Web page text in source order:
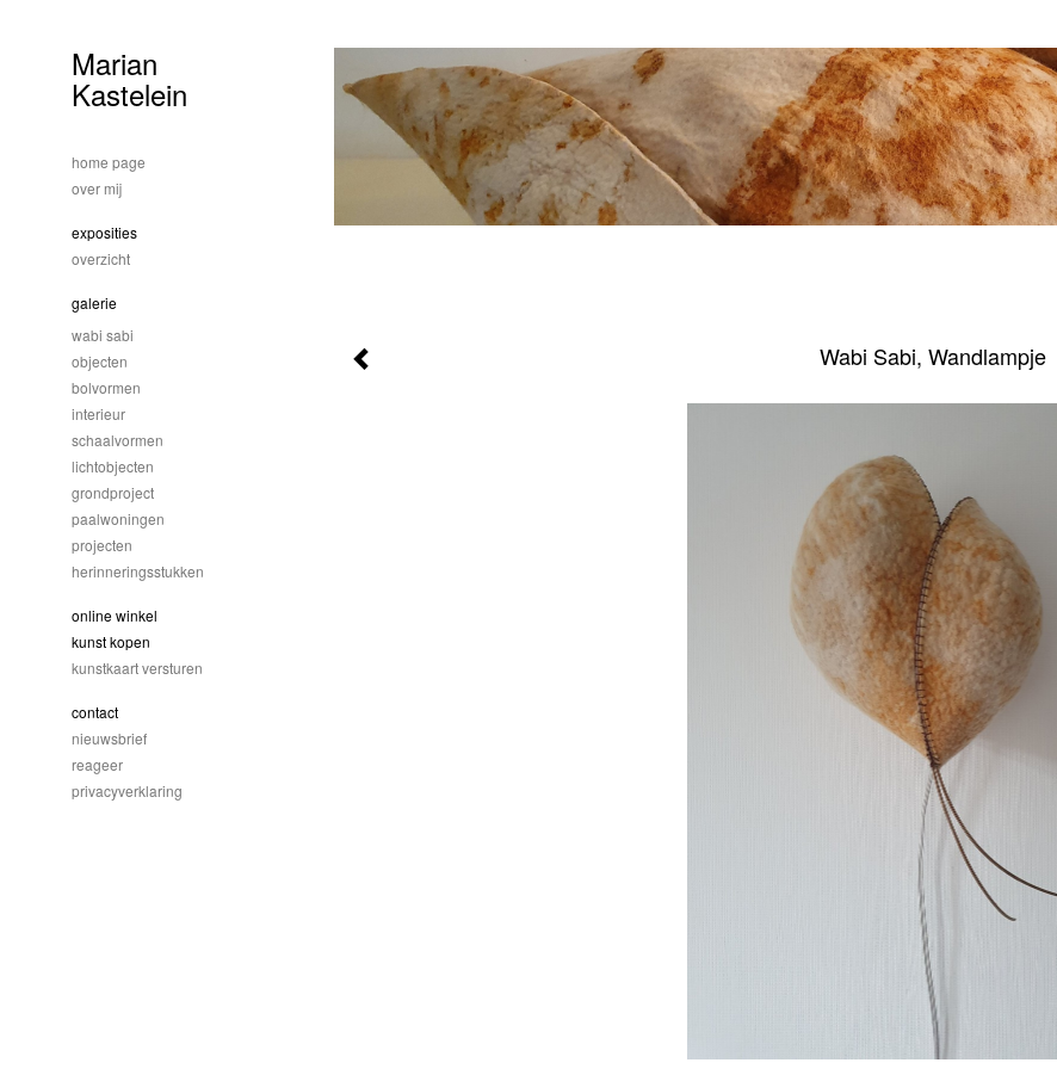
Wabi Sabi, Wandlampje
Marian
Kastelein
home page
over mij
exposities
overzicht
galerie
wabi sabi
objecten
bolvormen
interieur
schaalvormen
lichtobjecten
grondproject
paalwoningen
projecten
herinneringsstukken
online winkel
kunst kopen
kunstkaart versturen
contact
nieuwsbrief
reageer
privacyverklaring